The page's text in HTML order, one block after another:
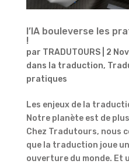
l’IA bouleverse les
!
par TRADUTOURS| 2
dans la traduction,
pratiques
Les enjeux de la
Notre planète est de
Chez Tradutours, nous
que la traduction joue
ouverture du monde. Et